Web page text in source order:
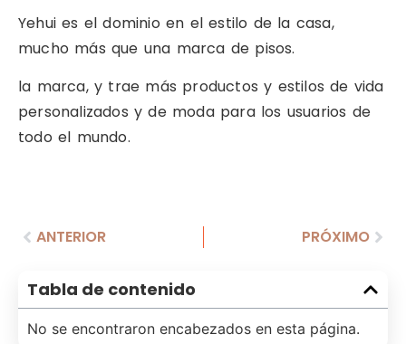
Yehui es el dominio en el estilo de la casa,
mucho más que una marca de pisos.
la marca, y trae más productos y estilos de vida
personalizados y de moda para los usuarios de
todo el mundo.
ANTERIOR PRÓXIMO
Tabla de contenido
No se encontraron encabezados en esta página.